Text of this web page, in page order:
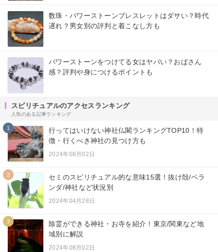
数珠・パワーストーンブレスレットはダサい？時代
遅れ？男女別の評判と着こなし方も
パワーストーンをつけてる女はヤバい？おばさん
感？評判や身につけるポイントも
スピリチュアルのアクセスランキング
人気のある記事ランキング
1
行ってはいけない神社仏閣ランキングTOP10！特
徴・行くべき神社の見つけ方も
2024年08月02日
2
セミのスピリチュアル的な意味15選！抜け殻/ベラ
ンダ/神社など状況別
2024年04月28日
3
除霊ができる神社・お寺を紹介！東京/関東など地
域別に解説
2024年08月02日